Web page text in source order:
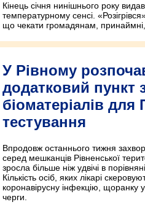
Кінець січня нинішнього року
температурному сенсі.
що чекати громадянам,
У Рівному
додатковий пункт
біоматеріалів для
тестування
Впродовж останнього тижня
серед мешканців Рівненської
зросла більше ніж удвічі в
Кількість осіб, яких лікарі
коронавірусну інфекцію, щоранку
черги.